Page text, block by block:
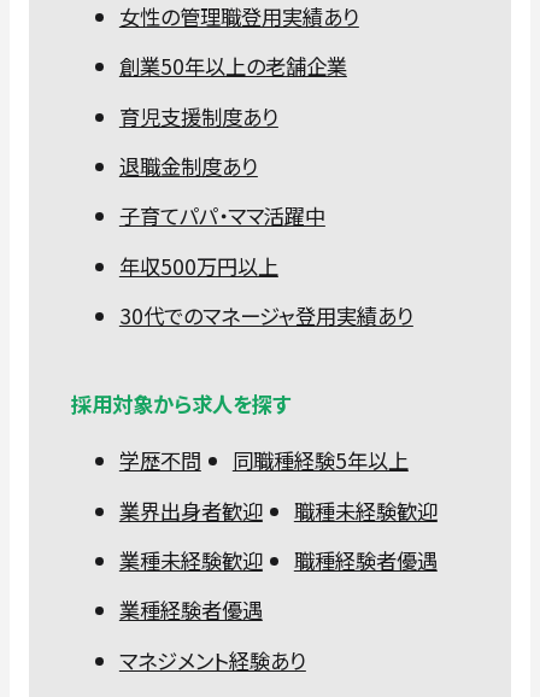
女性の管理職登用実績あり
創業50年以上の老舗企業
育児支援制度あり
退職金制度あり
子育てパパ・ママ活躍中
年収500万円以上
30代でのマネージャ登用実績あり
採用対象から求人を探す
学歴不問
同職種経験5年以上
業界出身者歓迎
職種未経験歓迎
業種未経験歓迎
職種経験者優遇
業種経験者優遇
マネジメント経験あり